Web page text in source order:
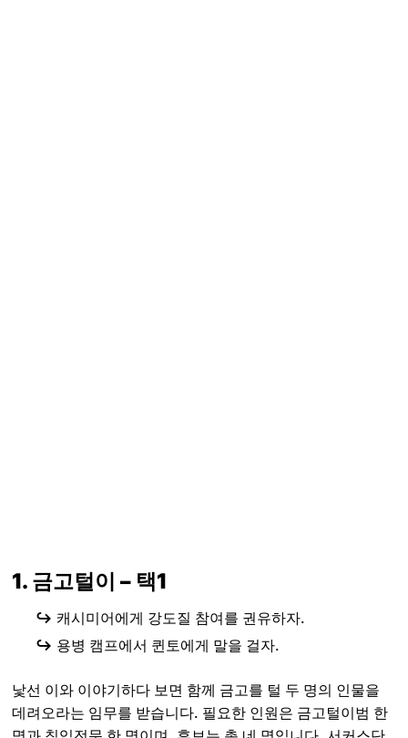
1. 금고털이 – 택1
↪️ 캐시미어에게 강도질 참여를 권유하자.
↪️ 용병 캠프에서 퀸토에게 말을 걸자.
낯선 이와 이야기하다 보면 함께 금고를 털 두 명의 인물을
데려오라는 임무를 받습니다. 필요한 인원은 금고털이범 한